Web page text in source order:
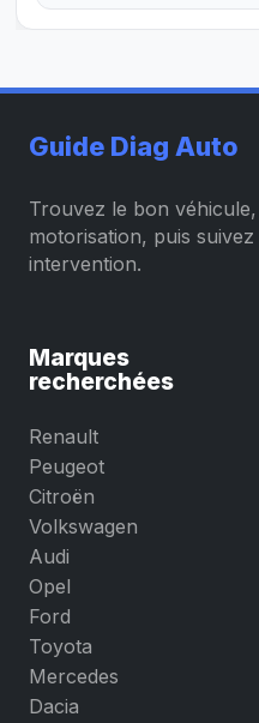
Guide Diag Auto
Trouvez le bon
motorisation, puis
intervention.
Marques
recherchées
Renault
Peugeot
Citroën
Volkswagen
Audi
Opel
Ford
Toyota
Mercedes
Dacia